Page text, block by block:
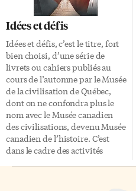
Idées et défis
Idées et défis, c’est le titre, fort
bien choisi, d’une série de
livrets ou cahiers publiés au
cours de l’automne par le Musée
de la civilisation de Québec,
dont on ne confondra plus le
nom avec le Musée canadien
des civilisations, devenu Musée
canadien de l’histoire. C’est
dans le cadre des activités